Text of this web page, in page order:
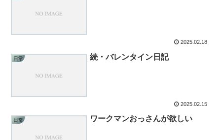
2025.02.18
日常 続・バレンタイン日記
2025.02.15
日常 ワークマンおっさんが欲しい